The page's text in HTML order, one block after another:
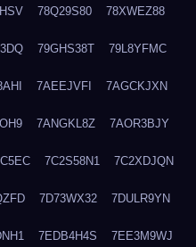
78Q29S80 78XWEZ88
79GHS38T 79L8YFMC
7AEEJVFI 7AGCKJXN
7ANGKL8Z 7AOR3BJY
7C2S58N1 7C2XDJQN
7D73WX32 7DULR9YN
7EDB4H4S 7EE3M9WJ